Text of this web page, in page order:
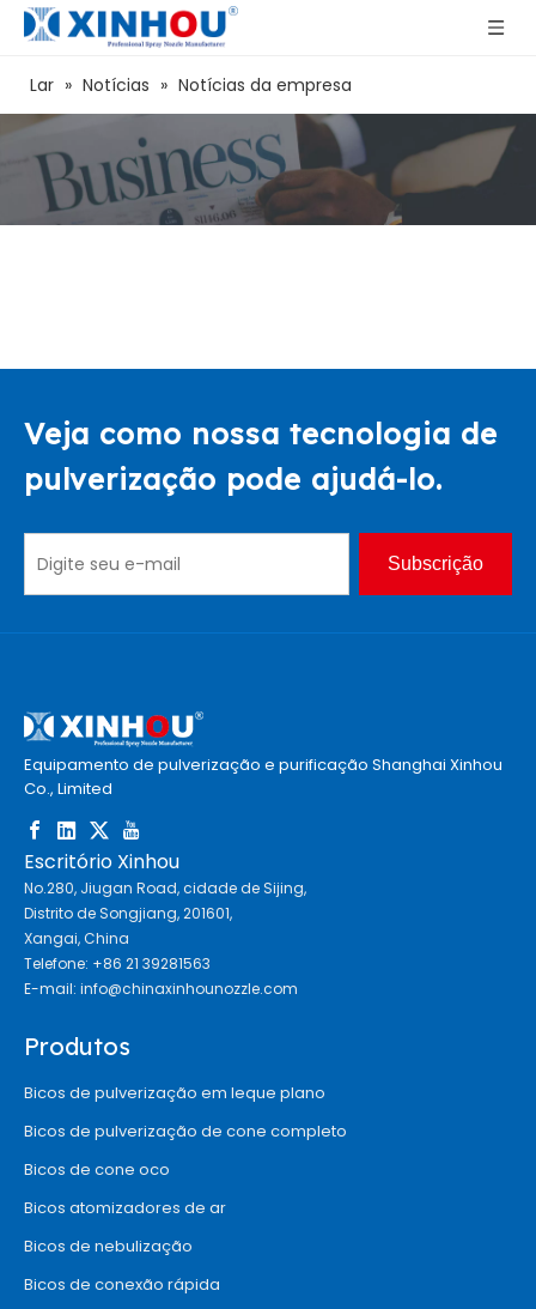
Lar » Notícias » Notícias da empresa
Veja como nossa tecnologia de
pulverização pode ajudá-lo.
Subscrição
Equipamento de pulverização e purificação Shanghai Xinhou
Co., Limited
Escritório Xinhou
No.280, Jiugan Road, cidade de Sijing,
Distrito de Songjiang, 201601,
Xangai, China
Telefone: +86 21 39281563
E-mail: info@chinaxinhounozzle.com
Produtos
Bicos de pulverização em leque plano
Bicos de pulverização de cone completo
Bicos de cone oco
Bicos atomizadores de ar
Bicos de nebulização
Bicos de conexão rápida